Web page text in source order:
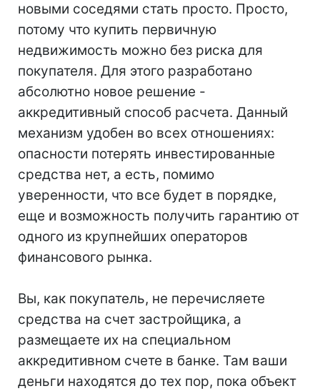
новыми соседями стать просто. Просто,
потому что купить первичную
недвижимость можно без риска для
покупателя. Для этого разработано
абсолютно новое решение -
аккредитивный способ расчета. Данный
механизм удобен во всех отношениях:
опасности потерять инвестированные
средства нет, а есть, помимо
уверенности, что все будет в порядке,
еще и возможность получить гарантию от
одного из крупнейших операторов
финансового рынка.
Вы, как покупатель, не перечисляете
средства на счет застройщика, а
размещаете их на специальном
аккредитивном счете в банке. Там ваши
деньги находятся до тех пор, пока объект